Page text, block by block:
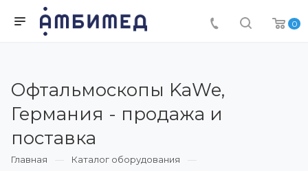
0
Офтальмоскопы KaWe,
Германия - продажа и
поставка
Главная
Каталог оборудования